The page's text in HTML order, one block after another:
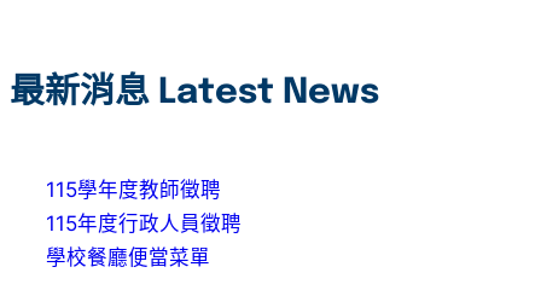
最新消息 Latest News
115學年度教師徵聘
115年度行政人員徵聘
學校餐廳便當菜單